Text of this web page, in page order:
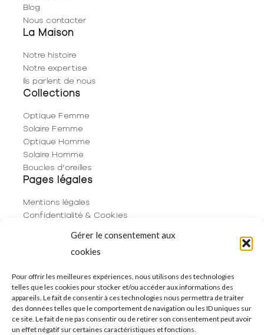
Gérer le consentement aux
cookies
Pour offrir les meilleures expériences, nous utilisons des technologies
telles que les cookies pour stocker et/ou accéder aux informations des
appareils. Le fait de consentir à ces technologies nous permettra de traiter
des données telles que le comportement de navigation ou les ID uniques sur
ce site. Le fait de ne pas consentir ou de retirer son consentement peut avoir
un effet négatif sur certaines caractéristiques et fonctions.
Blog
Nous contacter
La Maison
Notre histoire
Notre expertise
Ils parlent de nous
Collections
Optique Femme
Solaire Femme
Optique Homme
Solaire Homme
Boucles d’oreilles
Pages légales
Mentions légales
Confidentialité & Cookies
Politique de cookies (UE)
06 29 53 66 63
01 83 96 73 68
250 Rue de Rivoli
75001 Paris